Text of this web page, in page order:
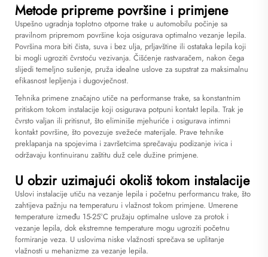
Metode pripreme površine i primjene
Uspešno ugradnja toplotno otporne trake u automobilu počinje sa
pravilnom pripremom površine koja osigurava optimalno vezanje lepila.
Površina mora biti čista, suva i bez ulja, prljavštine ili ostataka lepila koji
bi mogli ugroziti čvrstoću vezivanja. Čišćenje rastvaračem, nakon čega
slijedi temeljno sušenje, pruža idealne uslove za supstrat za maksimalnu
efikasnost lepljenja i dugovječnost.
Tehnika primene značajno utiče na performanse trake, sa konstantnim
pritiskom tokom instalacije koji osigurava potpuni kontakt lepila. Trak je
čvrsto valjan ili pritisnut, što eliminiše mjehuriće i osigurava intimni
kontakt površine, što povezuje svežeće materijale. Prave tehnike
preklapanja na spojevima i završetcima sprečavaju podizanje ivica i
održavaju kontinuiranu zaštitu duž cele dužine primjene.
U obzir uzimajući okoliš tokom instalacije
Uslovi instalacije utiču na vezanje lepila i početnu performancu trake, što
zahtijeva pažnju na temperaturu i vlažnost tokom primjene. Umerene
temperature između 15-25°C pružaju optimalne uslove za protok i
vezanje lepila, dok ekstremne temperature mogu ugroziti početnu
formiranje veza. U uslovima niske vlažnosti sprečava se uplitanje
vlažnosti u mehanizme za vezanje lepila.